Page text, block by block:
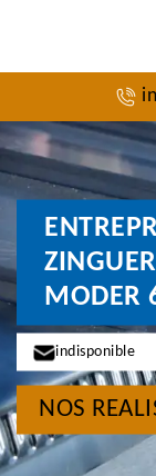
MODER
indisponible
NOS